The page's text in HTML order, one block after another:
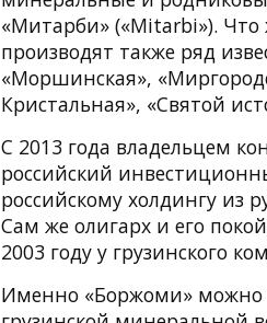
«Митарби» («Mitarbi»). Что
производят также ряд
«Моршинская»,
Кристальная», «Святой
С 2013 года владельцем
российский
российскому холдингу из
Сам же олигарх и его
2003 году у грузинского
Именно «Боржоми» можно